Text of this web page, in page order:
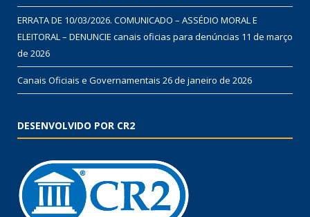
ERRATA DE 10/03/2026. COMUNICADO – ASSÉDIO MORAL E
ELEITORAL – DENUNCIE canais oficias para denúncias 11 de março
de 2026
Canais Oficiais e Governamentais 26 de janeiro de 2026
DESENVOLVIDO POR CR2